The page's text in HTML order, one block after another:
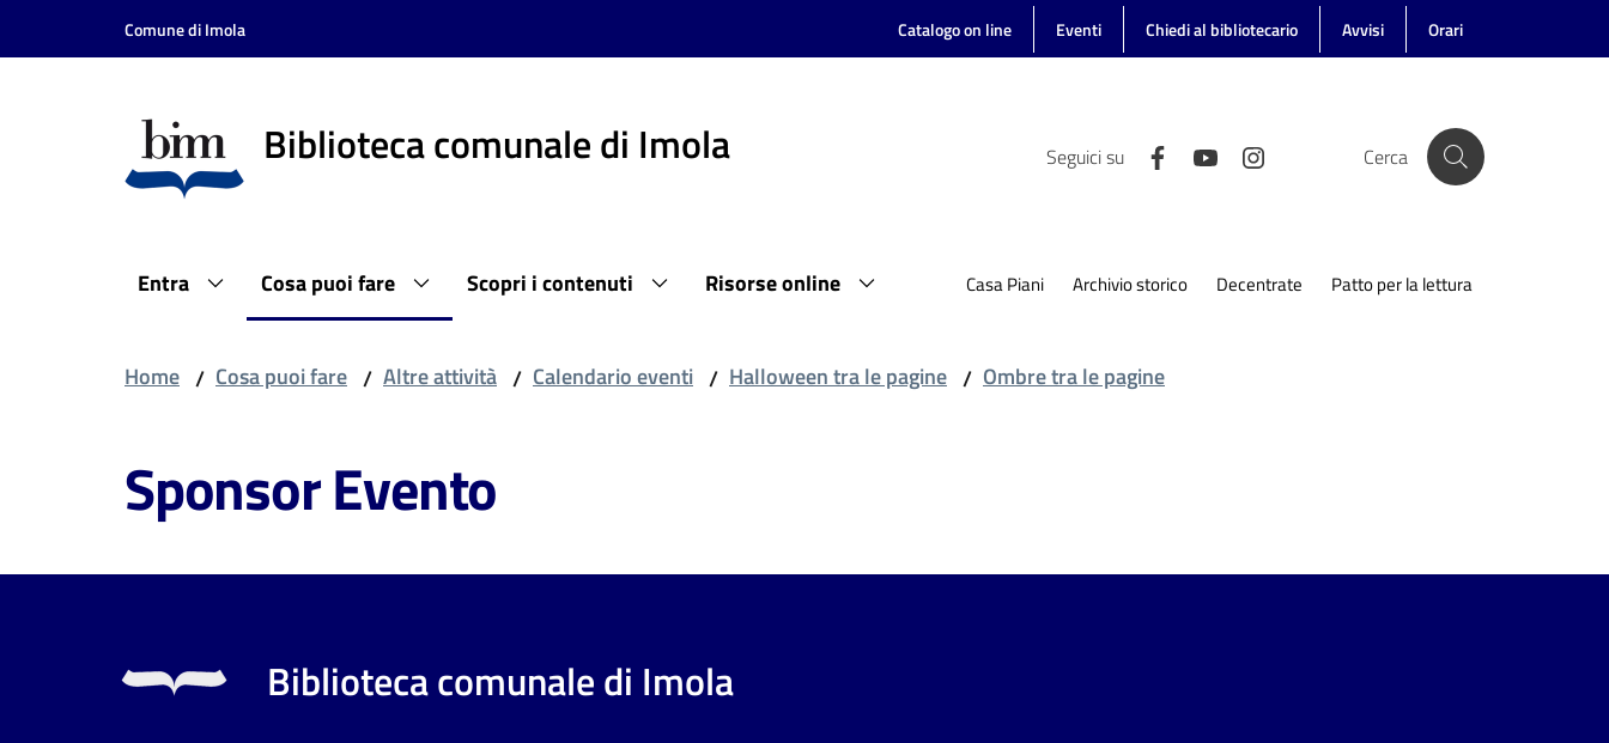
Vai al contenuto
Vai alla navigazione
Comune di Imola Catalogo on line Eventi Chiedi al bibliotecario Avvisi Orari
Biblioteca comunale di Imola Seguici su Cerca
Entra Cosa puoi fare Scopri i contenuti Risorse online Casa Piani Archivio storico Decentrate Patto per la lettura
Home / Cosa puoi fare / Altre attività / Calendario eventi / Halloween tra le pagine / Ombre tra le pagine
Sponsor Evento
Biblioteca comunale di Imola